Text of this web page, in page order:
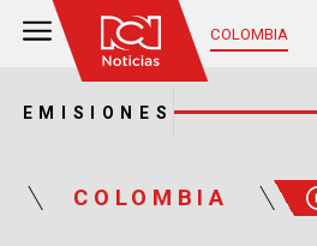
COLOMBIA
EMISIONES
COLOMBIA